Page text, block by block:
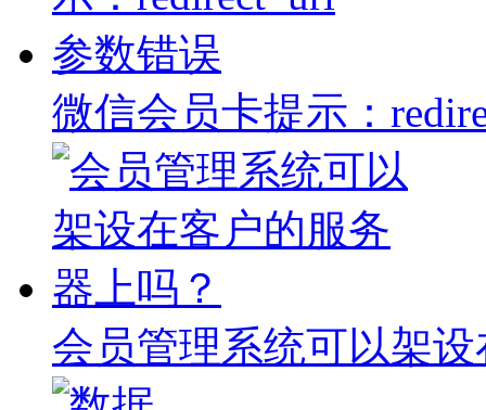
微信会员卡提示：
会员管理系统可以架